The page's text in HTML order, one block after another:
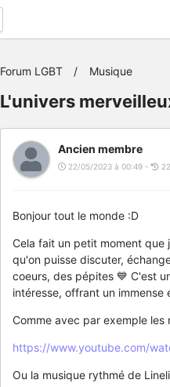
Forum LGBT Musique
L'univers
Ancien membre
22/05/2023 à 00:49 -
Bonjour tout le monde :D
Cela fait un petit moment que
qu'on puisse discuter,
coeurs, des pépites 💙 C'est
intéresse, offrant un immense
Comme avec par exemple
https://www.youtube.com/
Ou la musique rythmé de